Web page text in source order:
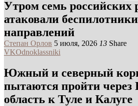
Утром семь российских
атаковали
направлений
Степан Орлов 5 июля, 2026 13 Share
VKOdnoklassniki
Южный и северный
пытаются пройти через
область к Туле и Калуге